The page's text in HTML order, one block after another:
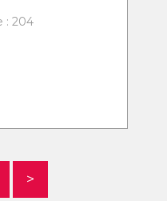
: 204
>